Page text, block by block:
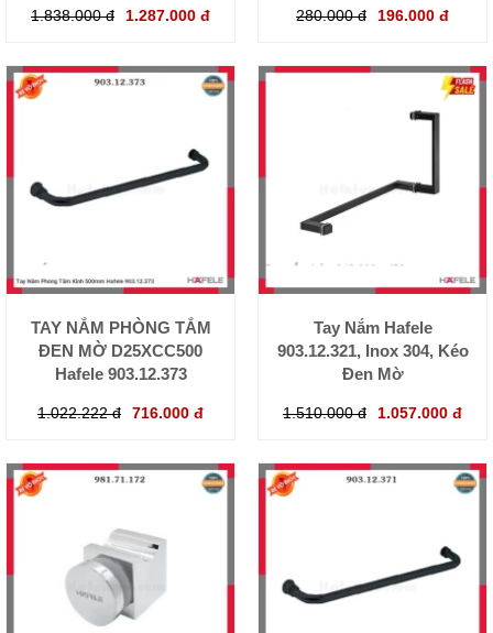
1.838.000 đ 1.287.000 đ 280.000 đ 196.000 đ
TAY NẮM PHÒNG TẮM
ĐEN MỜ D25XCC500
Hafele 903.12.373
1.022.222 đ 716.000 đ
Tay Nắm Hafele
903.12.321, Inox 304, Kéo
Đen Mờ
1.510.000 đ 1.057.000 đ